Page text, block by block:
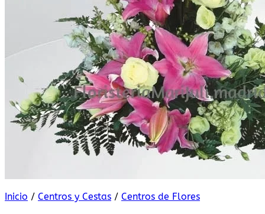
Inicio / Centros y Cestas / Centros de Flores